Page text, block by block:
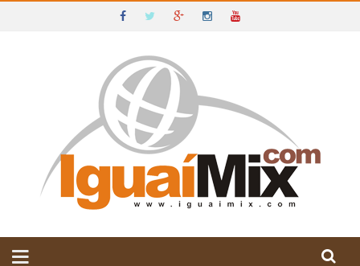
IGUAÍ E SUDOESTE DA BAHIA